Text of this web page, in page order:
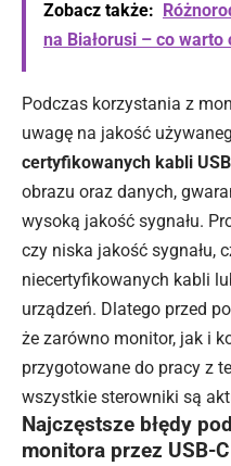
Zobacz także:
na Białorusi – co warto
Podczas korzystania z
uwagę na jakość
certyfikowanych kabli
obrazu oraz danych,
wysoką jakość sygnału.
czy niska jakość sygnału,
niecertyfikowanych kabli
urządzeń. Dlatego przed
że zarówno monitor, jak i
przygotowane do pracy z
wszystkie sterowniki są
Najczęstsze błędy
monitora przez USB-